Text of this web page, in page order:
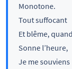
Monotone.
Tout suffocant
Et blême, quand
Sonne l’heure,
Je me souviens